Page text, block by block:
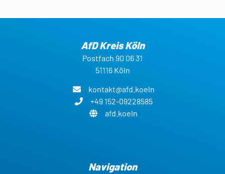
AfD Kreis Köln
Postfach 90 06 31
51116 Köln
kontakt@afd.koeln
+49 152-09228585
afd.koeln
Navigation